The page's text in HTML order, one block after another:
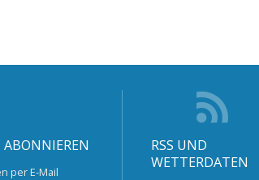
ABONNIEREN
per E-Mail
RSS UND
WETTERDATEN